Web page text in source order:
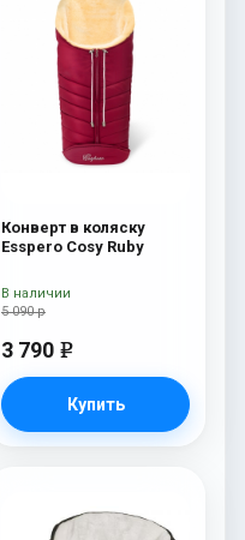
Конверт в коляску
Esspero Cosy Ruby
5 090 р
3 790 e
Купить
В наличии